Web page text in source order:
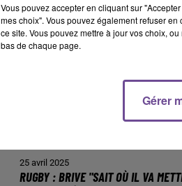
25 avril 2025
RUGBY : BRIVE "SAIT OÙ IL VA
Vous pouvez accepter en cliquant sur
mes choix". Vous pouvez également refuser
ce site. Vous pouvez mettre à jour vos choix,
bas de chaque page.
Gérer